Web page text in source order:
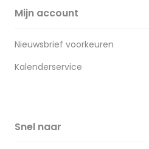
Mijn account
Nieuwsbrief voorkeuren
Kalenderservice
Snel naar